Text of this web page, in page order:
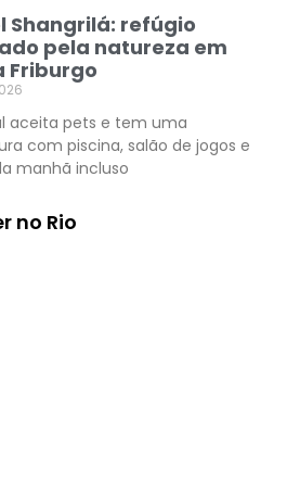
Shangrilá: refúgio
pela natureza em
Friburgo
aceita pets e tem uma
com piscina, salão de jogos e
manhã incluso
no Rio